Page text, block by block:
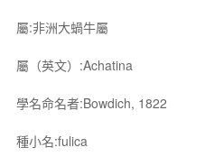
屬:非洲大蝸牛屬
屬（英文）:Achatina
學名命名者:Bowdich, 1822
種小名:fulica